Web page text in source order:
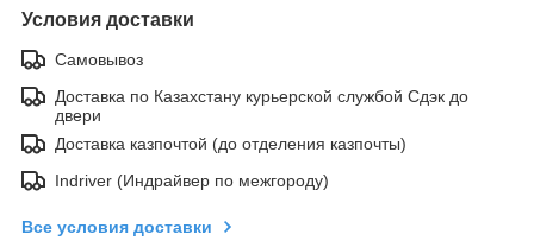
Условия доставки
Самовывоз
Доставка по Казахстану курьерской службой Сдэк до
двери
Доставка казпочтой (до отделения казпочты)
Indriver (Индрайвер по межгороду)
Все условия доставки